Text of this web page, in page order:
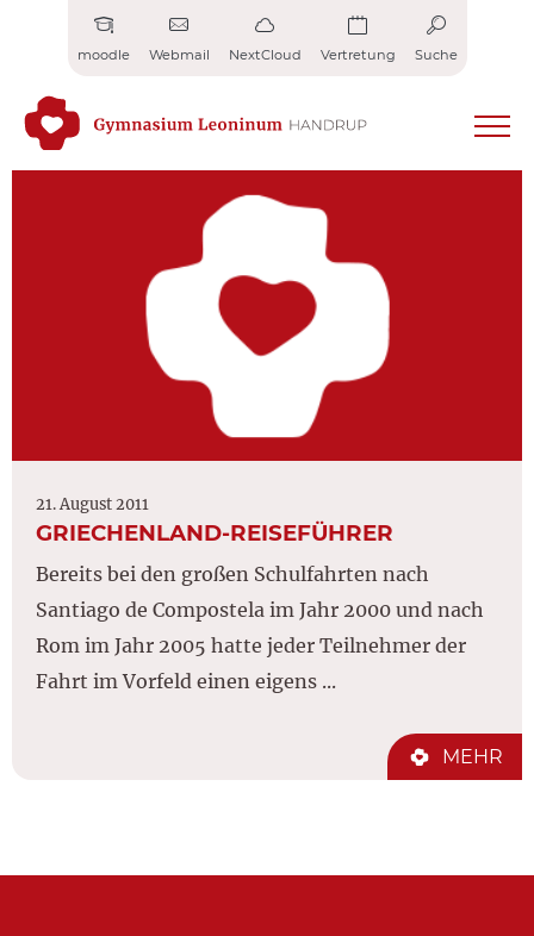
moodle Webmail NextCloud Vertretung Suche
21. August 2011
GRIECHENLAND-REISEFÜHRER
Bereits bei den großen Schulfahrten nach
Santiago de Compostela im Jahr 2000 und nach
Rom im Jahr 2005 hatte jeder Teilnehmer der
Fahrt im Vorfeld einen eigens ...
MEHR